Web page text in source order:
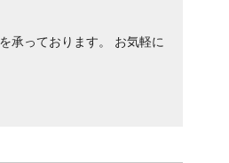
承っております。 お気軽に